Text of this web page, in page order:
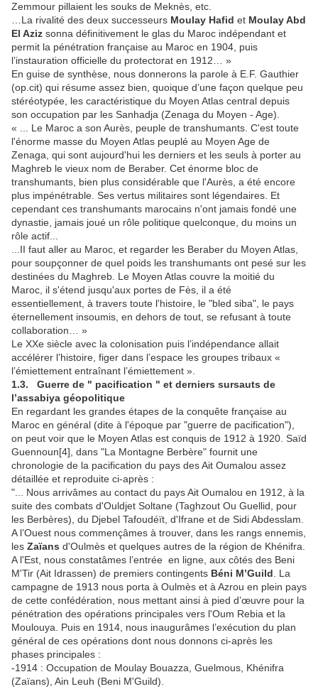
Zemmour pillaient les souks de Meknès, etc.
…La rivalité des deux successeurs Moulay Hafid et Moulay Abd
El Aziz sonna définitivement le glas du Maroc indépendant et
permit la pénétration française au Maroc en 1904, puis
l’instauration officielle du protectorat en 1912… »
En guise de synthèse, nous donnerons la parole à E.F. Gauthier
(op.cit) qui résume assez bien, quoique d’une façon quelque peu
stéréotypée, les caractéristique du Moyen Atlas central depuis
son occupation par les Sanhadja (Zenaga du Moyen - Age).
« ... Le Maroc a son Aurès, peuple de transhumants. C'est toute
l'énorme masse du Moyen Atlas peuplé au Moyen Age de
Zenaga, qui sont aujourd'hui les derniers et les seuls à porter au
Maghreb le vieux nom de Beraber. Cet énorme bloc de
transhumants, bien plus considérable que l'Aurès, a été encore
plus impénétrable. Ses vertus militaires sont légendaires. Et
cependant ces transhumants marocains n'ont jamais fondé une
dynastie, jamais joué un rôle politique quelconque, du moins un
rôle actif...
...II faut aller au Maroc, et regarder les Beraber du Moyen Atlas,
pour soupçonner de quel poids les transhumants ont pesé sur les
destinées du Maghreb. Le Moyen Atlas couvre la moitié du
Maroc, il s'étend jusqu'aux portes de Fès, il a été
essentiellement, à travers toute l'histoire, le "bled siba", le pays
éternellement insoumis, en dehors de tout, se refusant à toute
collaboration… »
Le XXe siècle avec la colonisation puis l’indépendance allait
accélérer l’histoire, figer dans l’espace les groupes tribaux «
l’émiettement entraînant l’émiettement ».
1.3. Guerre de " pacification " et derniers sursauts de
l’assabiya géopolitique
En regardant les grandes étapes de la conquête française au
Maroc en général (dite à l'époque par "guerre de pacification"),
on peut voir que le Moyen Atlas est conquis de 1912 à 1920. Saïd
Guennoun[4], dans "La Montagne Berbère" fournit une
chronologie de la pacification du pays des Ait Oumalou assez
détaillée et reproduite ci-après :
"... Nous arrivâmes au contact du pays Ait Oumalou en 1912, à la
suite des combats d'Ouldjet Soltane (Taghzout Ou Guellid, pour
les Berbères), du Djebel Tafoudéït, d'Ifrane et de Sidi Abdesslam.
A l’Ouest nous commençâmes à trouver, dans les rangs ennemis,
les Zaïans d'Oulmès et quelques autres de la région de Khénifra.
A l'Est, nous constatâmes l’entrée en ligne, aux côtés des Beni
M'Tir (Ait Idrassen) de premiers contingents Béni M’Guild . La
campagne de 1913 nous porta à Oulmès et à Azrou en plein pays
de cette confédération, nous mettant ainsi à pied d’œuvre pour la
pénétration des opérations principales vers l'Oum Rebia et la
Moulouya. Puis en 1914, nous inaugurâmes l’exécution du plan
général de ces opérations dont nous donnons ci-après les
phases principales :
-1914 : Occupation de Moulay Bouazza, Guelmous, Khénifra
(Zaïans), Ain Leuh (Beni M'Guild).